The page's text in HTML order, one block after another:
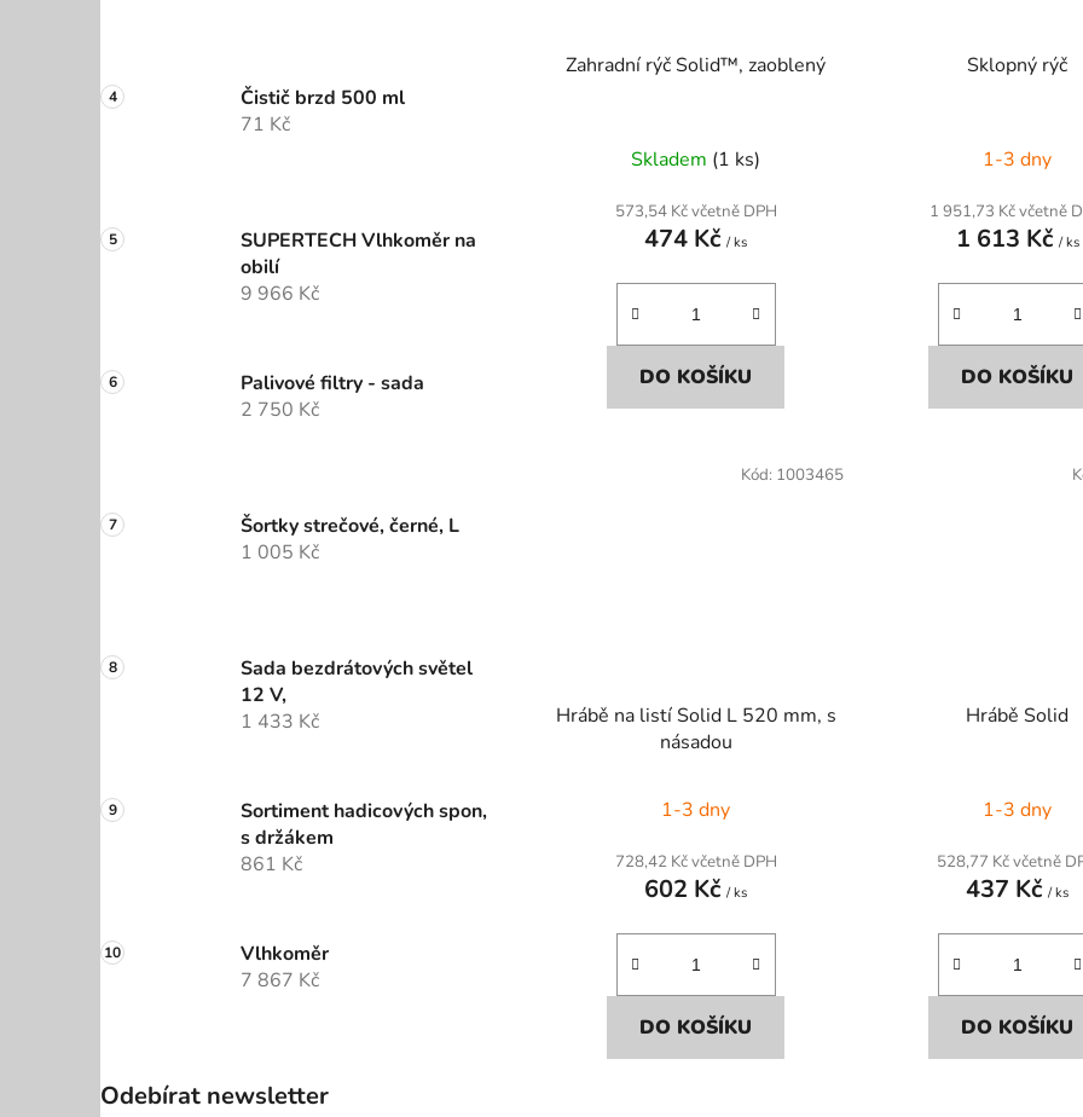
Čistič brzd 500 ml
71 Kč
SUPERTECH Vlhkoměr na
obilí
9 966 Kč
Palivové filtry - sada
2 750 Kč
Šortky strečové, černé, L
1 005 Kč
Sada bezdrátových světel
12 V,
1 433 Kč
Sortiment hadicových spon,
s držákem
861 Kč
Vlhkoměr
7 867 Kč
Odebírat newsletter
Zahradní rýč Solid™, zaoblený
Skladem (1 ks)
573,54 Kč včetně DPH
474 Kč/ ks
DO KOŠÍKU
Sklopný rýč
1-3 dny
1 951,73 Kč včetně
1 613 Kč / ks
DO KOŠÍKU
Hrábě na listí Solid L 520 mm, s
násadou
1-3 dny
728,42 Kč včetně DPH
602 Kč/ ks
DO KOŠÍKU
Kód: 1003465
Hrábě Solid
1-3 dny
528,77 Kč včetně
437 Kč/ ks
DO KOŠÍKU